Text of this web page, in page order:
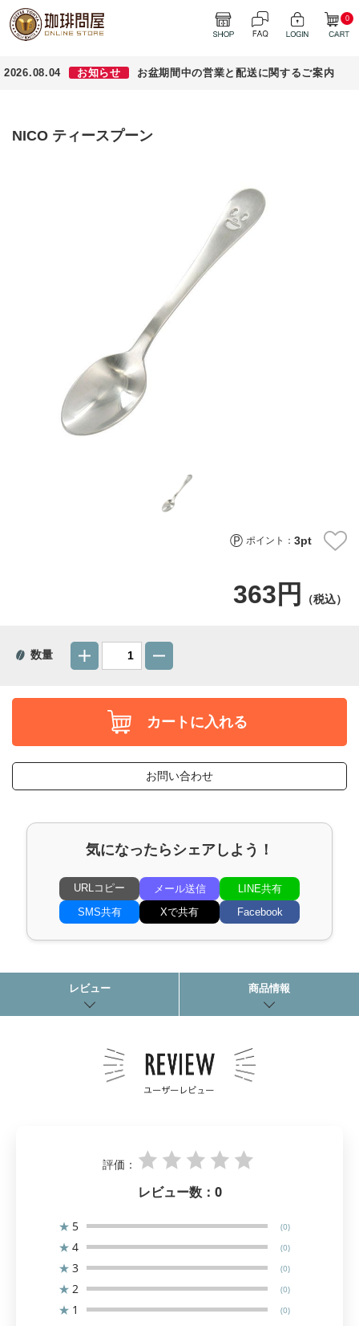
0
2026.08.04 お知らせ お盆期間中の営業と配送に関するご案内
NICO ティースプーン
ポイント：3pt
363円 （税込）
数量
カートに入れる
お問い合わせ
気になったらシェアしよう！
URLコピー メール送信
LINE共有
SMS共有
Xで共有 Facebook
レビュー 商品情報
評価：
レビュー数： 0
★ 5 (0)
★ 4 (0)
★ 3 (0)
★ 2 (0)
★ 1 (0)